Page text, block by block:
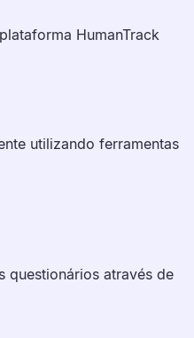
HumanTrack
utilizando ferramentas
questionários através de